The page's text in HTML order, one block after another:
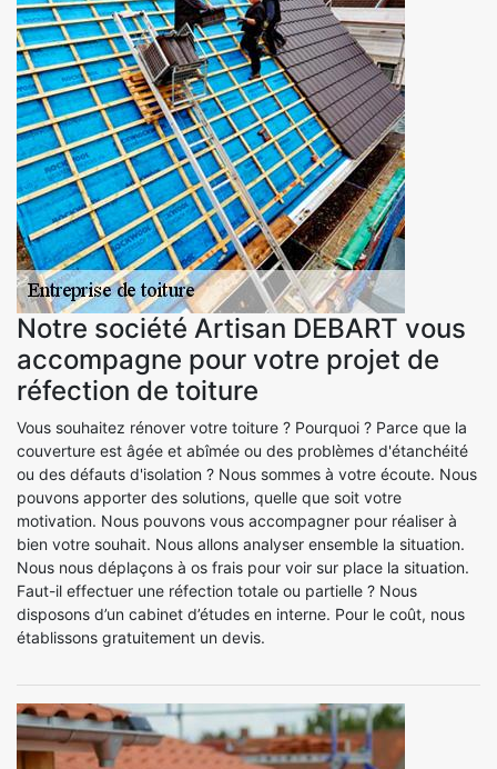
Notre société Artisan DEBART vous
accompagne pour votre projet de
réfection de toiture
Vous souhaitez rénover votre toiture ? Pourquoi ? Parce que la
couverture est âgée et abîmée ou des problèmes d'étanchéité
ou des défauts d'isolation ? Nous sommes à votre écoute. Nous
pouvons apporter des solutions, quelle que soit votre
motivation. Nous pouvons vous accompagner pour réaliser à
bien votre souhait. Nous allons analyser ensemble la situation.
Nous nous déplaçons à os frais pour voir sur place la situation.
Faut-il effectuer une réfection totale ou partielle ? Nous
disposons d’un cabinet d’études en interne. Pour le coût, nous
établissons gratuitement un devis.